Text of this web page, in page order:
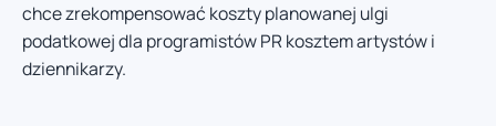
chce zrekompensować koszty planowanej ulgi
podatkowej dla programistów PR kosztem artystów i
dziennikarzy.